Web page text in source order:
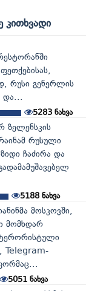
კითხვადი
რუსი გენერლის
და...
5283 ნახვა
ზელენსკის
რუსული
ჩაძირა და
5188 ნახვა
მოსკოვში,
მომხდარ
Telegram-
5051ნახვა